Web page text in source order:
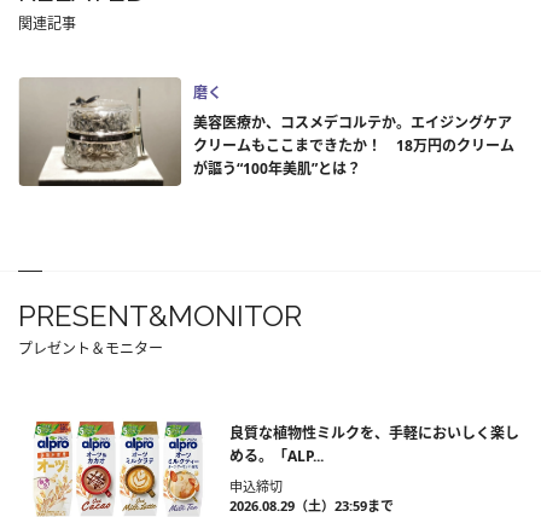
関連記事
磨く
美容医療か、コスメデコルテか。エイジングケア
クリームもここまできたか！ 18万円のクリーム
が謳う“100年美肌”とは？
PRESENT&MONITOR
プレゼント＆モニター
良質な植物性ミルクを、手軽においしく楽し
める。「ALP...
申込締切
2026.08.29（土）23:59まで